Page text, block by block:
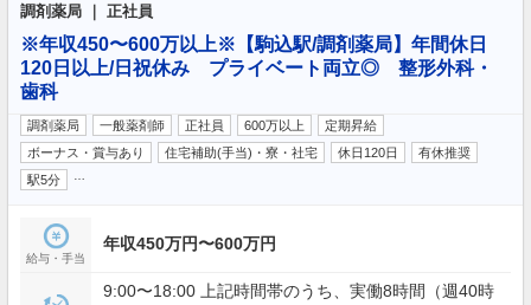
調剤薬局 ｜ 正社員
※年収450〜600万以上※【駒込駅/調剤薬局】年間休日
120日以上/日祝休み プライベート両立◎ 整形外科・
歯科
調剤薬局 一般薬剤師 正社員 600万以上
定期昇給
ボーナス・賞与あり
住宅補助(手当)・寮・社宅 休日120日
有休推奨
駅5分
給与・手当
年収450万円〜600万円
9:00〜18:00 上記時間帯のうち、実働8時間（週40時